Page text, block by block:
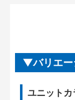
バリエ
ユニット